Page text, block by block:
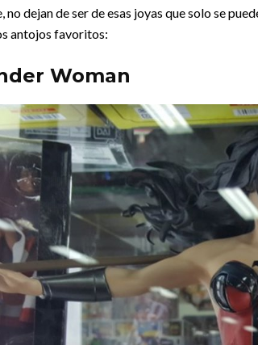
no dejan de ser de esas joyas que solo se
antojos favoritos:
Woman